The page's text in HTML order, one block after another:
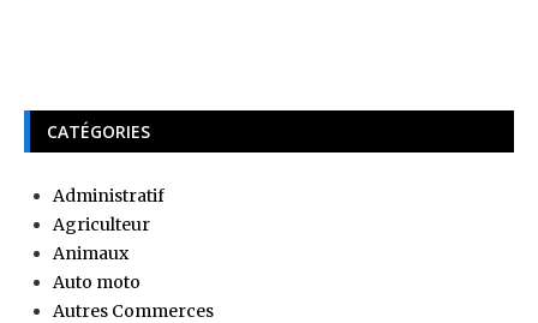
CATÉGORIES
Administratif
Agriculteur
Animaux
Auto moto
Autres Commerces